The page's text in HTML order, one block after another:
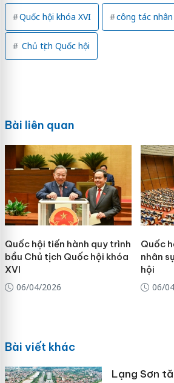
Quốc hội khóa XVI công tác
Chủ tịch Quốc hội
Bài liên quan
Quốc hội tiến hành quy trình
bầu Chủ tịch Quốc hội khóa
XVI
06/04/2026
Quốc
nhân
hội
06/
Bài viết khác
Lạng Sơn